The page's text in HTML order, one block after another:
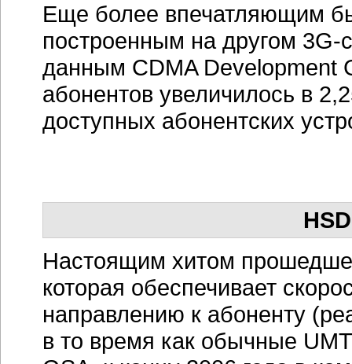
Еще более впечатляющим
построенным на другом
данным CDMA Development
абонентов увеличилось в
доступных абонентских
Настоящим хитом
которая обеспечивает
направлению к абоненту
в то время как обычные